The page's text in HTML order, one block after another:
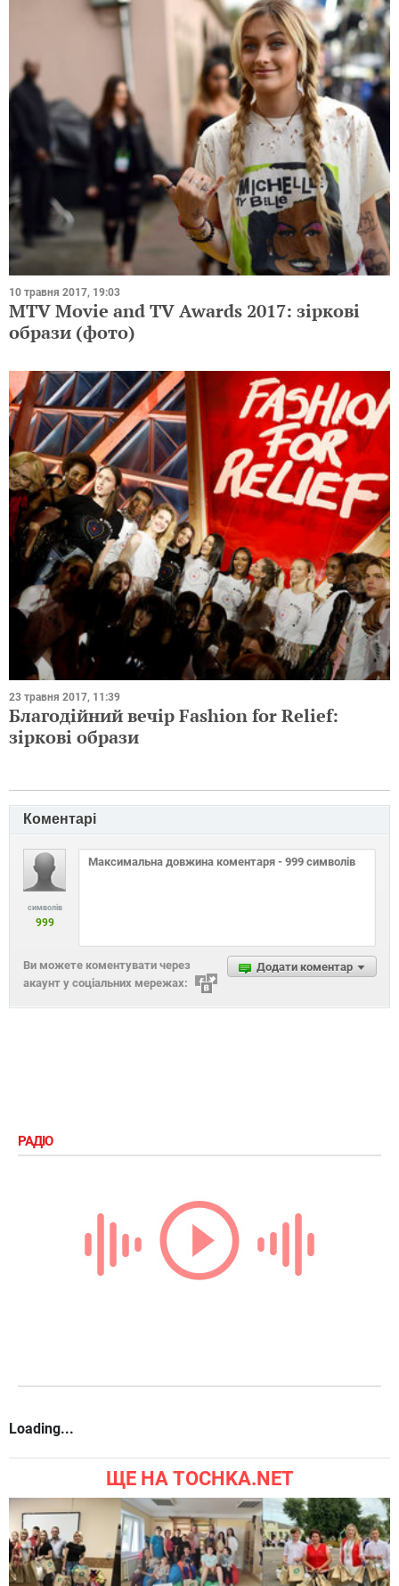
10 травня 2017, 19:03
MTV Movie and TV Awards 2017: зіркові
образи (фото)
23 травня 2017, 11:39
Благодійний вечір Fashion for Relief:
зіркові образи
Коментарі
символів
999
Додати коментар
Ви можете коментувати через
акаунт у соціальних мережах:
РАДІО
Loading...
ЩЕ НА TOCHKA.NET